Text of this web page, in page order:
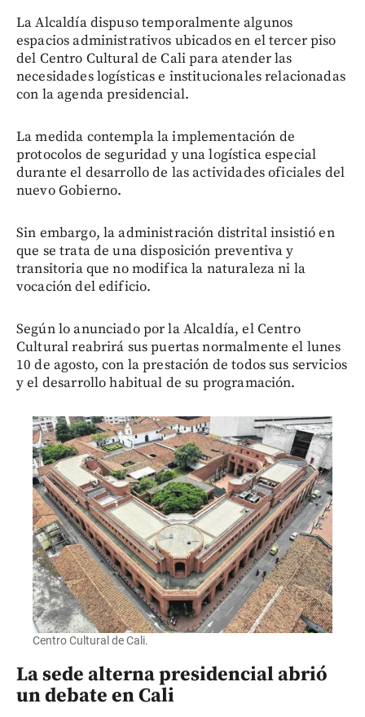
La Alcaldía dispuso temporalmente algunos
espacios administrativos ubicados en el tercer piso
del Centro Cultural de Cali para atender las
necesidades logísticas e institucionales relacionadas
con la agenda presidencial.
La medida contempla la implementación de
protocolos de seguridad y una logística especial
durante el desarrollo de las actividades oficiales del
nuevo Gobierno.
Sin embargo, la administración distrital insistió en
que se trata de una disposición preventiva y
transitoria que no modifica la naturaleza ni la
vocación del edificio.
Según lo anunciado por la Alcaldía, el Centro
Cultural reabrirá sus puertas normalmente el lunes
10 de agosto, con la prestación de todos sus servicios
y el desarrollo habitual de su programación.
Centro Cultural de Cali.
La sede alterna presidencial abrió
un debate en Cali